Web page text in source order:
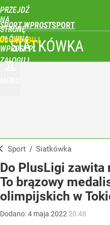
PRZEJDŹ
NA
STRONĘ
GŁÓWNĄ
WPROST.PL
SPORT WPROST
ZALOGUJ
SIATKÓWKA
Sport / Siatkówka
Do PlusLigi zawita
To brązowy
olimpijskich w
Dodano:4 maja 2022 20:48